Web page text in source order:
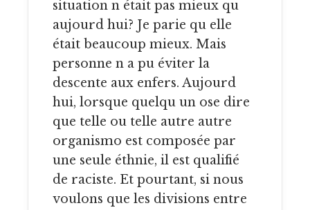
situation n était pas mieux qu
aujourd hui? Je parie qu elle
était beaucoup mieux. Mais
personne n a pu éviter la
descente aux enfers. Aujourd
hui, lorsque quelqu un ose dire
que telle ou telle autre autre
organismo est composée par
une seule éthnie, il est qualifié
de raciste. Et pourtant, si nous
voulons que les divisions entre